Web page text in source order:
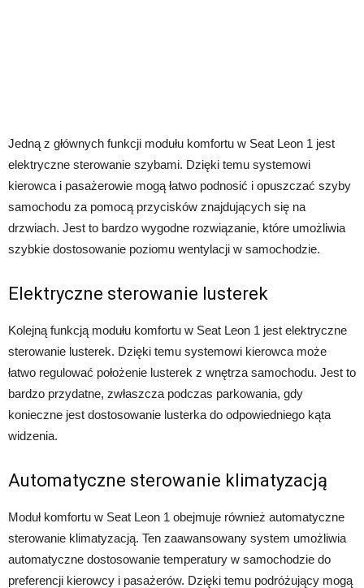
Jedną z głównych funkcji modułu komfortu w Seat Leon 1 jest
elektryczne sterowanie szybami. Dzięki temu systemowi
kierowca i pasażerowie mogą łatwo podnosić i opuszczać szyby
samochodu za pomocą przycisków znajdujących się na
drzwiach. Jest to bardzo wygodne rozwiązanie, które umożliwia
szybkie dostosowanie poziomu wentylacji w samochodzie.
Elektryczne sterowanie lusterek
Kolejną funkcją modułu komfortu w Seat Leon 1 jest elektryczne
sterowanie lusterek. Dzięki temu systemowi kierowca może
łatwo regulować położenie lusterek z wnętrza samochodu. Jest to
bardzo przydatne, zwłaszcza podczas parkowania, gdy
konieczne jest dostosowanie lusterka do odpowiedniego kąta
widzenia.
Automatyczne sterowanie klimatyzacją
Moduł komfortu w Seat Leon 1 obejmuje również automatyczne
sterowanie klimatyzacją. Ten zaawansowany system umożliwia
automatyczne dostosowanie temperatury w samochodzie do
preferencji kierowcy i pasażerów. Dzięki temu podróżujący mogą